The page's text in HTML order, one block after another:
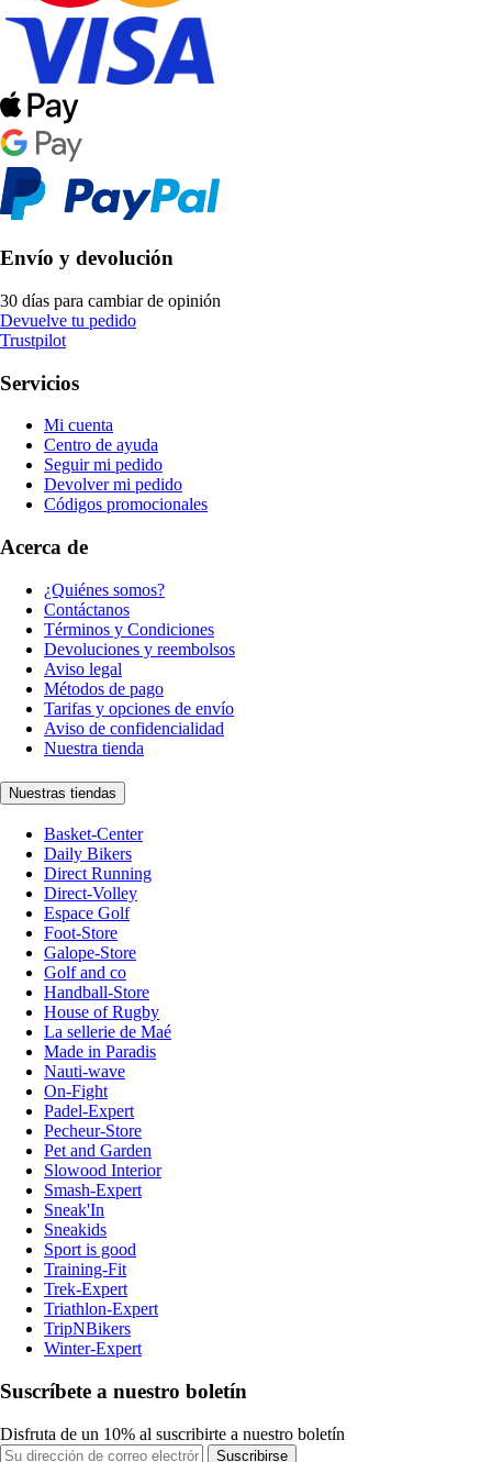
Envío y devolución
30 días para cambiar de opinión
Devuelve tu pedido
Trustpilot
Servicios
Mi cuenta
Centro de ayuda
Seguir mi pedido
Devolver mi pedido
Códigos promocionales
Acerca de
¿Quiénes somos?
Contáctanos
Términos y Condiciones
Devoluciones y reembolsos
Aviso legal
Métodos de pago
Tarifas y opciones de envío
Aviso de confidencialidad
Nuestra tienda
Nuestras tiendas
Basket-Center
Daily Bikers
Direct Running
Direct-Volley
Espace Golf
Foot-Store
Galope-Store
Golf and co
Handball-Store
House of Rugby
La sellerie de Maé
Made in Paradis
Nauti-wave
On-Fight
Padel-Expert
Pecheur-Store
Pet and Garden
Slowood Interior
Smash-Expert
Sneak'In
Sneakids
Sport is good
Training-Fit
Trek-Expert
Triathlon-Expert
TripNBikers
Winter-Expert
Suscríbete a nuestro boletín
Disfruta de un 10% al suscribirte a nuestro boletín
Suscribirse